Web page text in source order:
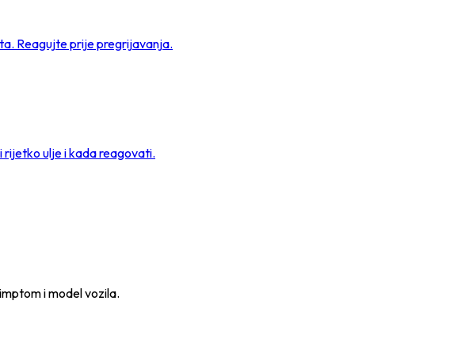
Reagujte prije pregrijavanja.
rijetko ulje i kada reagovati.
i model vozila.